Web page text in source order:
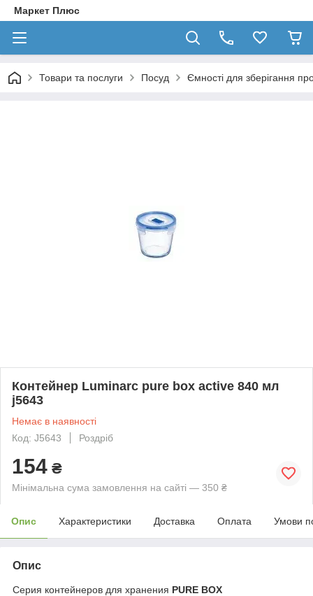
Маркет Плюс
Товари та послуги Посуд Ємності для зберігання
Контейнер Luminarc pure box active 840 мл
j5643
Немає в наявності
Код: J5643
Роздріб
154 ₴
Мінімальна сума замовлення на сайті — 350 ₴
Опис Характеристики Доставка Оплата Умови
Опис
Серия контейнеров для хранения PURE BOX